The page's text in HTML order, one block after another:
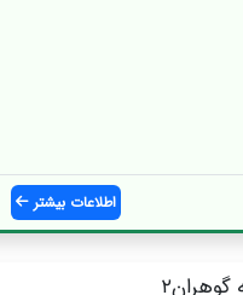
اطلاعات بیشتر
گوهران۲